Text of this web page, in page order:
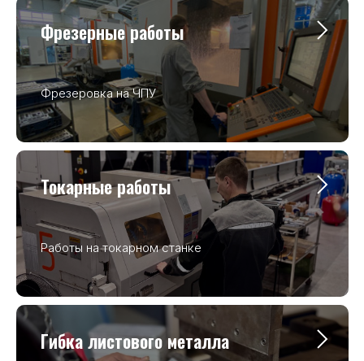
Фрезерные работы
Фрезеровка на ЧПУ
Токарные работы
Работы на токарном станке
Гибка листового металла